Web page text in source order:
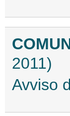
2011)
Avviso